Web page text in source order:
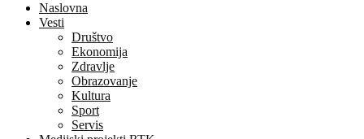
Naslovna
Vesti
Društvo
Ekonomija
Zdravlje
Obrazovanje
Kultura
Sport
Servis